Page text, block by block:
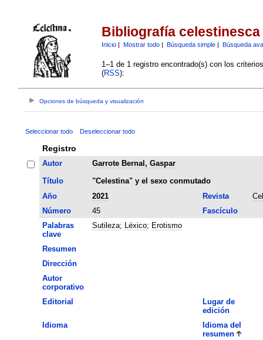
Bibliografía celestinesca
Inicio| Mostrar todo| Búsqueda simple| Búsqueda
1–1 de 1 registro encontrado(s) con los
(RSS):
Opciones de búsqueda y visualización
Seleccionar todo Deseleccionar todo
Registro
Autor
Garrote Bernal, Gaspar
Título
"Celestina" y el sexo conmutado
Año
2021 Revista
Número
45
Fascículo
Palabras
clave
Sutileza; Léxico; Erotismo
Resumen
Dirección
Autor
corporativo
Editorial
Lugar de
edición
Idioma
Idioma del
resumen